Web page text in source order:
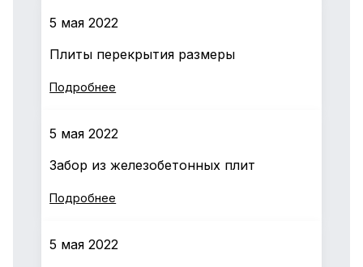
5 мая 2022
Плиты перекрытия размеры
Подробнее
5 мая 2022
Забор из железобетонных плит
Подробнее
5 мая 2022